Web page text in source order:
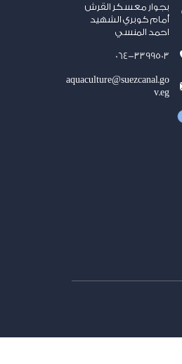
بجوار معسكر القرش
أمام كوبري الشهيد
احمد المنسي
064-3399503
aquaculture@suezcanal.go
v.eg